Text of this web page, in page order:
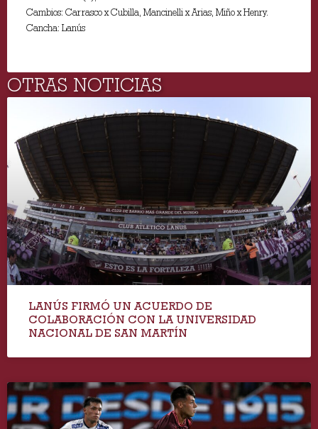
Cambios: Carrasco x Cubilla, Mancinelli x Arias, Miño x Henry.
Cancha: Lanús
OTRAS NOTICIAS
LANÚS FIRMÓ UN ACUERDO DE
COLABORACIÓN CON LA UNIVERSIDAD
NACIONAL DE SAN MARTÍN